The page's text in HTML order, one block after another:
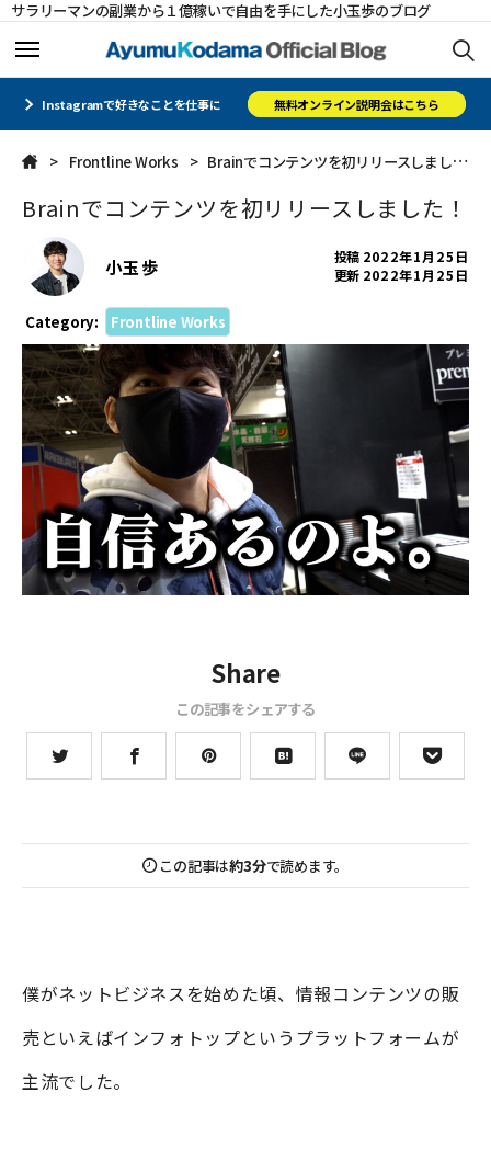
サラリーマンの副業から１億稼いで自由を手にした小玉歩のブログ
ホーム
メルマガ
コミュニティ
オフィシャルサイト
会社概要
CLOSE
ホーム
メルマガ
コミュニティ
オフィシャルサイト
会社概要
CLOSE
Instagramで好きなことを仕事に 無料オンライン説明会はこちら
Frontline Works Brainでコンテンツを初リリースしました！
Brainでコンテンツを初リリースしました！
小玉 歩 投稿 2022年1月25日
更新 2022年1月25日
Category: Frontline Works
Share
この記事をシェアする
この記事は約3分で読めます。
僕がネットビジネスを始めた頃、情報コンテンツの販
売といえばインフォトップというプラットフォームが
主流でした。